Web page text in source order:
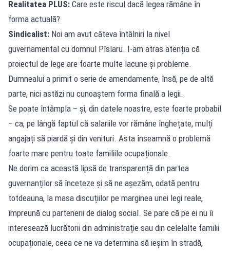
Realitatea PLUS: Care este riscul dacă legea rămâne în
forma actuală?
Sindicalist: Noi am avut câteva întâlniri la nivel
guvernamental cu domnul Pîslaru. I-am atras atenția că
proiectul de lege are foarte multe lacune și probleme.
Dumnealui a primit o serie de amendamente, însă, pe de altă
parte, nici astăzi nu cunoaștem forma finală a legii.
Se poate întâmpla – și, din datele noastre, este foarte probabil
– ca, pe lângă faptul că salariile vor rămâne înghețate, mulți
angajați să piardă și din venituri. Asta înseamnă o problemă
foarte mare pentru toate familiile ocupaționale.
Ne dorim ca această lipsă de transparență din partea
guvernanților să înceteze și să ne așezăm, odată pentru
totdeauna, la masa discuțiilor pe marginea unei legi reale,
împreună cu partenerii de dialog social. Se pare că pe ei nu îi
interesează lucrătorii din administrație sau din celelalte familii
ocupaționale, ceea ce ne va determina să ieșim în stradă,